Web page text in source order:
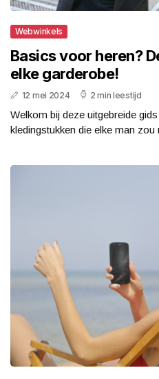
Webwinkels
Basics voor heren?
elke garderobe!
12 mei 2024 2 min leestijd
Welkom bij deze uitgebreide
kledingstukken die elke man zou